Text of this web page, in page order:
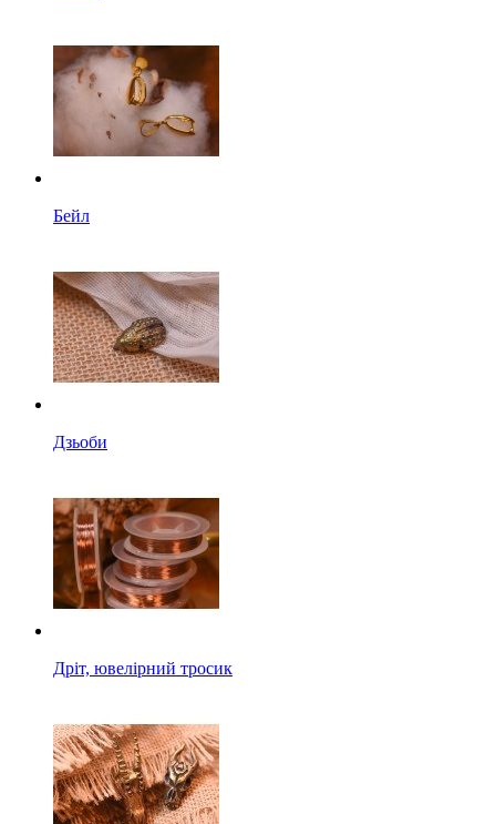
Бейл
Дзьоби
Дріт, ювелірний тросик